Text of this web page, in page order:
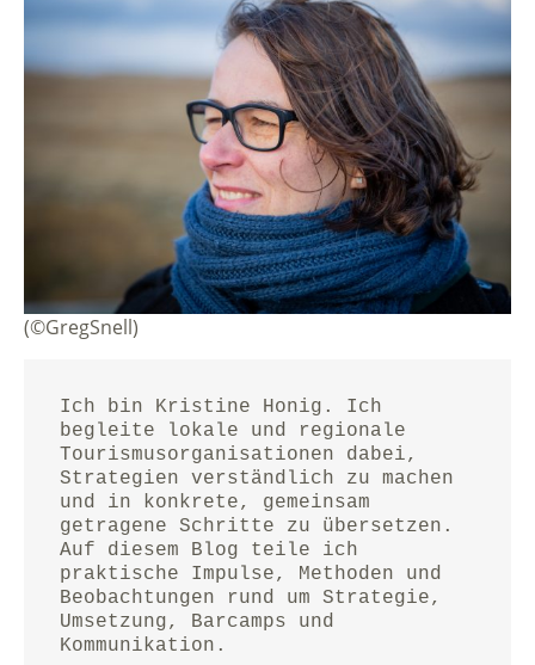
(©GregSnell)
Ich bin Kristine Honig. Ich
begleite lokale und regionale
Tourismusorganisationen dabei,
Strategien verständlich zu machen
und in konkrete, gemeinsam
getragene Schritte zu übersetzen.
Auf diesem Blog teile ich
praktische Impulse, Methoden und
Beobachtungen rund um Strategie,
Umsetzung, Barcamps und
Kommunikation.